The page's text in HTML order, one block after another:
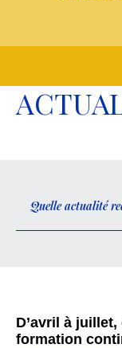
D’avril à
formation